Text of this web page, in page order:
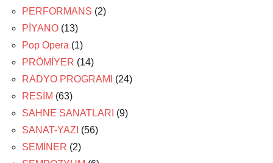
PERFORMANS (2)
PİYANO (13)
Pop Opera (1)
PRÖMİYER (14)
RADYO PROGRAMI
(24)
RESİM (63)
SAHNE SANATLARI (9)
SANAT-YAZI (56)
SEMİNER (2)